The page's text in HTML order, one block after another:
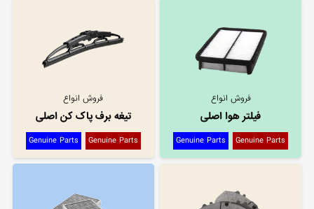
فروش انواع
فیلتر هوا اصلی
Genuine Parts
Genuine Parts
فروش انواع
تیغه برف پاک کن اصلی
Genuine Parts
Genuine Parts